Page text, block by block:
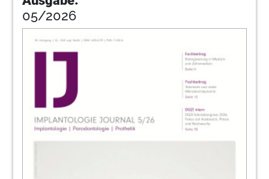
Borsay
56Ksi
05/2026